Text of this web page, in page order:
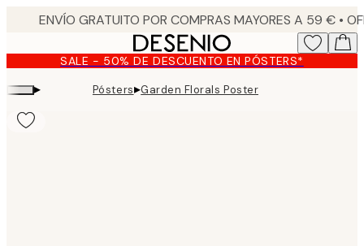
content.SALE - 50% DE DESCUENTO EN PÓSTERS*
▸ Pósters▸Garden Florals Poster